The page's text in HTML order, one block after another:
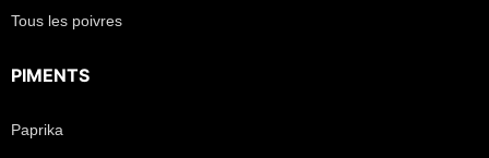
Tous les poivres
PIMENTS
Paprika